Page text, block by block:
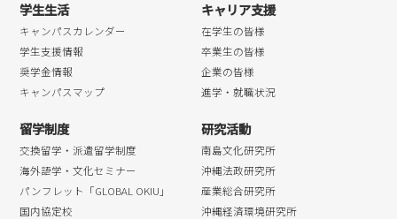
学生生活
キャンパスカレンダー
学生支援情報
奨学金情報
キャンパスマップ
キャリア支援
在学生の皆様
卒業生の皆様
企業の皆様
進学・就職状況
留学制度
交換留学・派遣留学制度
海外語学・文化セミナー
パンフレット「GLOBAL OKIU」
国内協定校
研究活動
南島文化研究所
沖縄法政研究所
産業総合研究所
沖縄経済環境研究所